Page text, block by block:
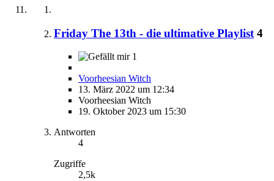
Friday The 13th - die ultimative Playlist 4
1
Voorheesian Witch
13. März 2022 um 12:34
Voorheesian Witch
19. Oktober 2023 um 15:30
Antworten
4
Zugriffe
2,5k